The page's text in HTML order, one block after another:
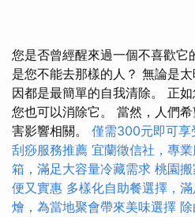
您是否曾經醒來過一個不喜歡它
是您不能去那樣的人？ 無論是
因都是最簡單的自我清除。 正
您也可以消除它。 當然，人們
害影響相關。 僅需300元即可享
刮痧服務推薦 宜蘭徵信社，專
箱，滿足大容量冷藏需求 桃園
便又實惠 多樣化自助餐選擇，
燴，為當地聚會帶來美味選擇